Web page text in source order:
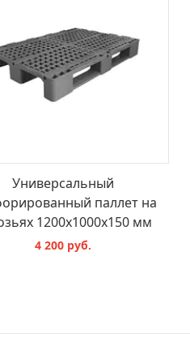
Универсальный
паллет на
1200х1000х150 мм
4 200 руб.